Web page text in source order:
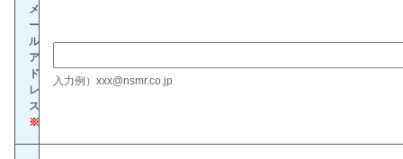
メ
ー
ル
ア
ド
レ
ス
※
入力例）xxx@nsmr.co.jp